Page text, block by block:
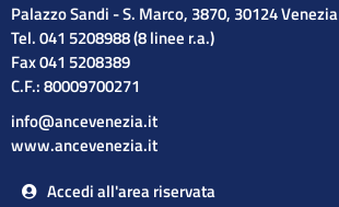
Palazzo Sandi - S. Marco, 3870, 30124 Venezia
Tel. 041 5208988 (8 linee r.a.)
Fax 041 5208389
C.F.: 80009700271
info@ancevenezia.it
www.ancevenezia.it
Accedi all'area riservata